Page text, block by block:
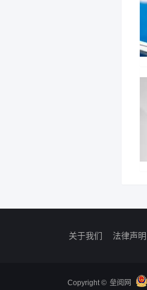
关于我们 法律声明
Copyright © 垒阅网